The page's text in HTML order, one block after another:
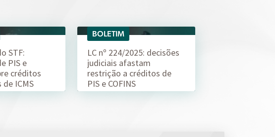
STF:
PIS e
créditos
ICMS
04/08
BOLETIM
LC nº 224/2025: decisões
judiciais afastam
restrição a créditos de
PIS e COFINS